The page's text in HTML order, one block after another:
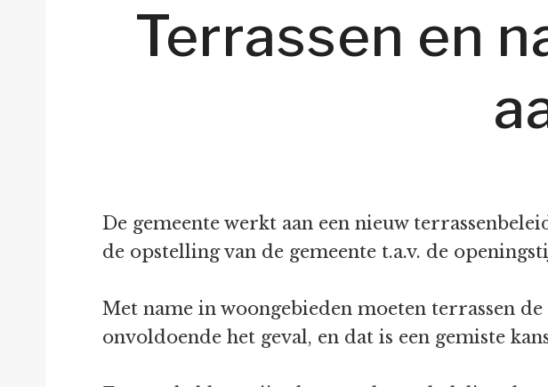
Terrassen en
De gemeente werkt aan een nieuw
de opstelling van de gemeente t.a.v. de
Met name in woongebieden moeten terrassen
onvoldoende het geval, en dat is een gemiste